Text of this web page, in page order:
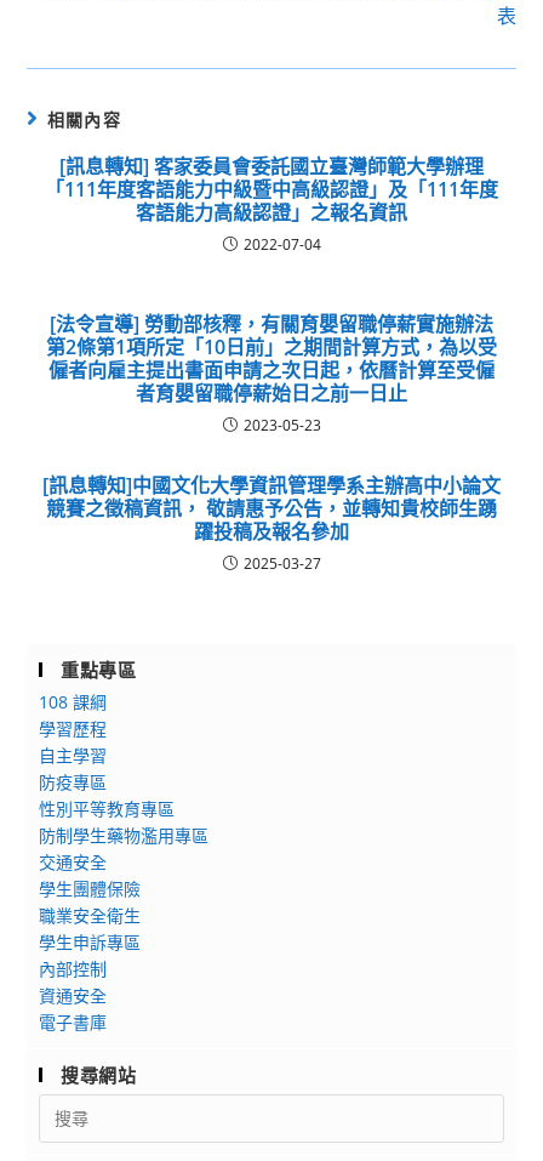
表
相關內容
[訊息轉知] 客家委員會委託國立臺灣師範大學辦理
「111年度客語能力中級暨中高級認證」及「111年度
客語能力高級認證」之報名資訊
2022-07-04
[法令宣導] 勞動部核釋，有關育嬰留職停薪實施辦法
第2條第1項所定「10日前」之期間計算方式，為以受
僱者向雇主提出書面申請之次日起，依曆計算至受僱
者育嬰留職停薪始日之前一日止
2023-05-23
[訊息轉知]中國文化大學資訊管理學系主辦高中小論文
競賽之徵稿資訊， 敬請惠予公告，並轉知貴校師生踴
躍投稿及報名參加
2025-03-27
重點專區
108 課綱
學習歷程
自主學習
防疫專區
性別平等教育專區
防制學生藥物濫用專區
交通安全
學生團體保險
職業安全衛生
學生申訴專區
內部控制
資通安全
電子書庫
搜尋網站
Search
for: